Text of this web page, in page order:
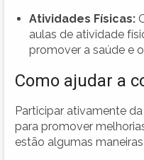
Atividades Físicas:
aulas de atividade
promover a saúde e
Como ajudar a
Participar ativamente
para promover
estão algumas